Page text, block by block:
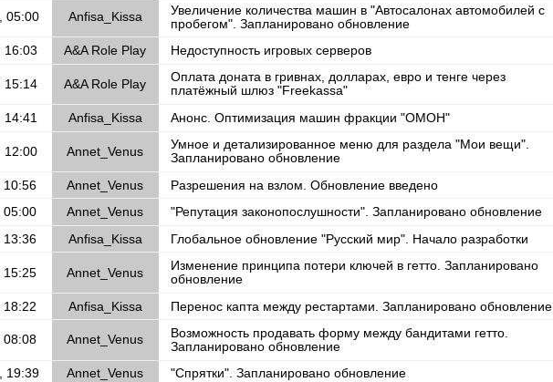
05:00 Anfisa_Kissa
Увеличение количества машин в "Автосалонах автомобилей с
пробегом". Запланировано обновление
16:03
A&A Role Play Недоступность игровых серверов
15:14 A&A Role Play
Оплата доната в гривнах, долларах, евро и тенге через
платёжный шлюз "Freekassa"
Anfisa_Kissa Анонс. Оптимизация машин фракции "ОМОН"
12:00 Annet_Venus
Умное и детализированное меню для раздела "Мои вещи".
Запланировано обновление
10:56
Annet_Venus
Разрешения на взлом. Обновление введено
05:00
Annet_Venus
"Репутация законопослушности". Запланировано обновление
13:36
Anfisa_Kissa Глобальное обновление "Русский мир". Начало разработки
15:25 Annet_Venus
Изменение принципа потери ключей в гетто. Запланировано
обновление
18:22
Anfisa_Kissa Перенос капта между рестартами. Запланировано обновление
08:08 Annet_Venus
Возможность продавать форму между бандитами гетто.
Запланировано обновление
19:39
Annet_Venus
"Спрятки". Запланировано обновление